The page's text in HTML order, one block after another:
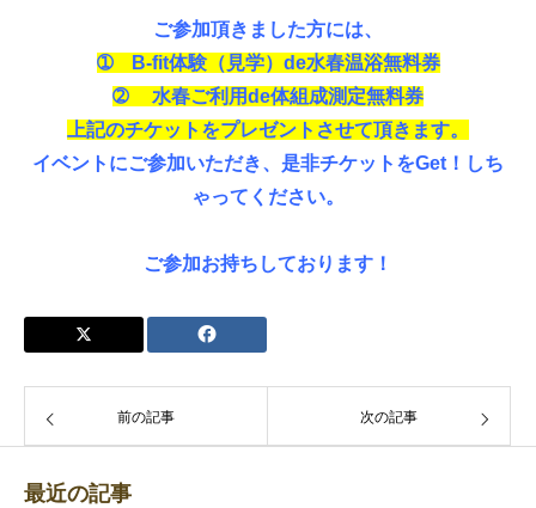
ご参加頂きました方には、
➀ B-fit体験（見学）de水春温浴無料券
➁ 水春ご利用de体組成測定無料券
上記のチケットをプレゼントさせて頂きます。
イベントにご参加いただき、是非チケットをGet！しち
ゃってください。
ご参加お持ちしております！
前の記事 次の記事
最近の記事